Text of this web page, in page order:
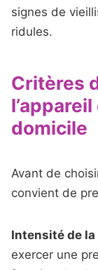
signes de
ridules.
Critères
domicile
Avant de
convient de
Intensité de
exercer une